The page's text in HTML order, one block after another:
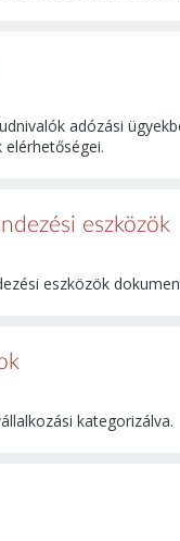
adózási
eszközök
eszközök
kategorizálva.